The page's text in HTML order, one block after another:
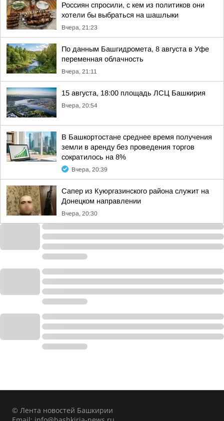
Россиян спросили, с кем из политиков они
хотели бы выбраться на шашлыки
Вчера, 21:23
По данным Башгидромета, 8 августа в Уфе
переменная облачность
Вчера, 21:11
15 августа, 18:00 площадь ЛСЦ Башкирия
Вчера, 20:54
В Башкортостане среднее время получения
земли в аренду без проведения торгов
сократилось на 8%
Вчера, 20:39
Сапер из Куюргазинского района служит на
Донецком направлении
Вчера, 20:30
© Лента новостей Башкирии